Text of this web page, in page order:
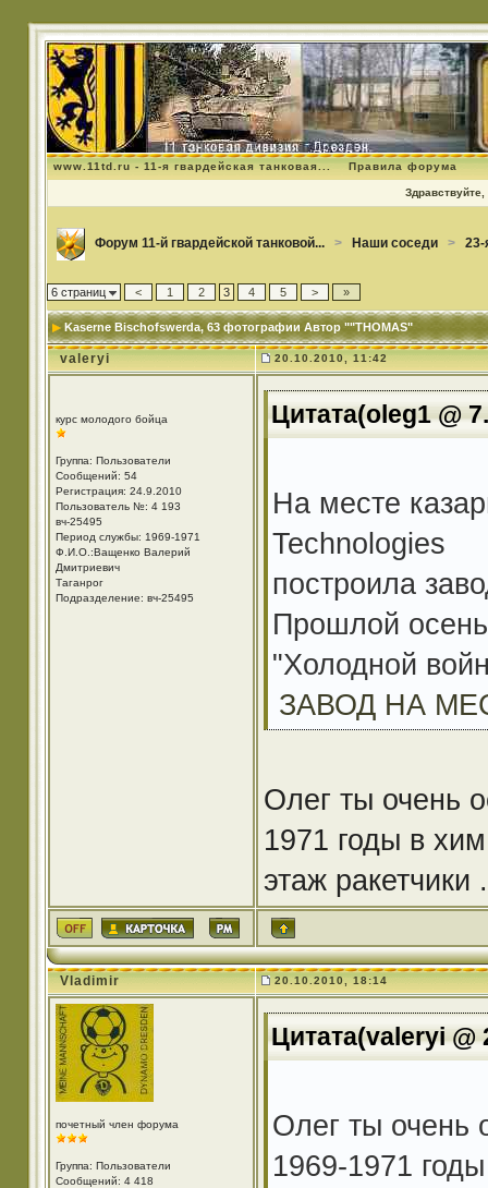
www.11td.ru - 11-я гвардейская танковая... Правила форума
Здравствуйте,
Форум 11-й гвардейской танковой... > Наши соседи > 23-
6 страниц < 1 2 3 4 5 > »
Kaserne Bischofswerda, 63 фотографии Автор ""THOMAS"
valeryi 20.10.2010, 11:42
курс молодого бойца
Группа: Пользователи
Сообщений: 54
Регистрация: 24.9.2010
Пользователь №: 4 193
вч-25495
Период службы: 1969-1971
Ф.И.О.:Ващенко Валерий
Дмитриевич
Таганрог
Подразделение: вч-25495
Цитата(oleg1 @
На месте
Technologies
построила
Прошлой
"Холодной
ЗАВОД НА
Олег ты очень
1971 годы в
этаж
Vladimir 20.10.2010, 18:14
почетный член форума
Группа: Пользователи
Сообщений: 4 418
Цитата(valeryi @
Олег ты очень
1969-1971